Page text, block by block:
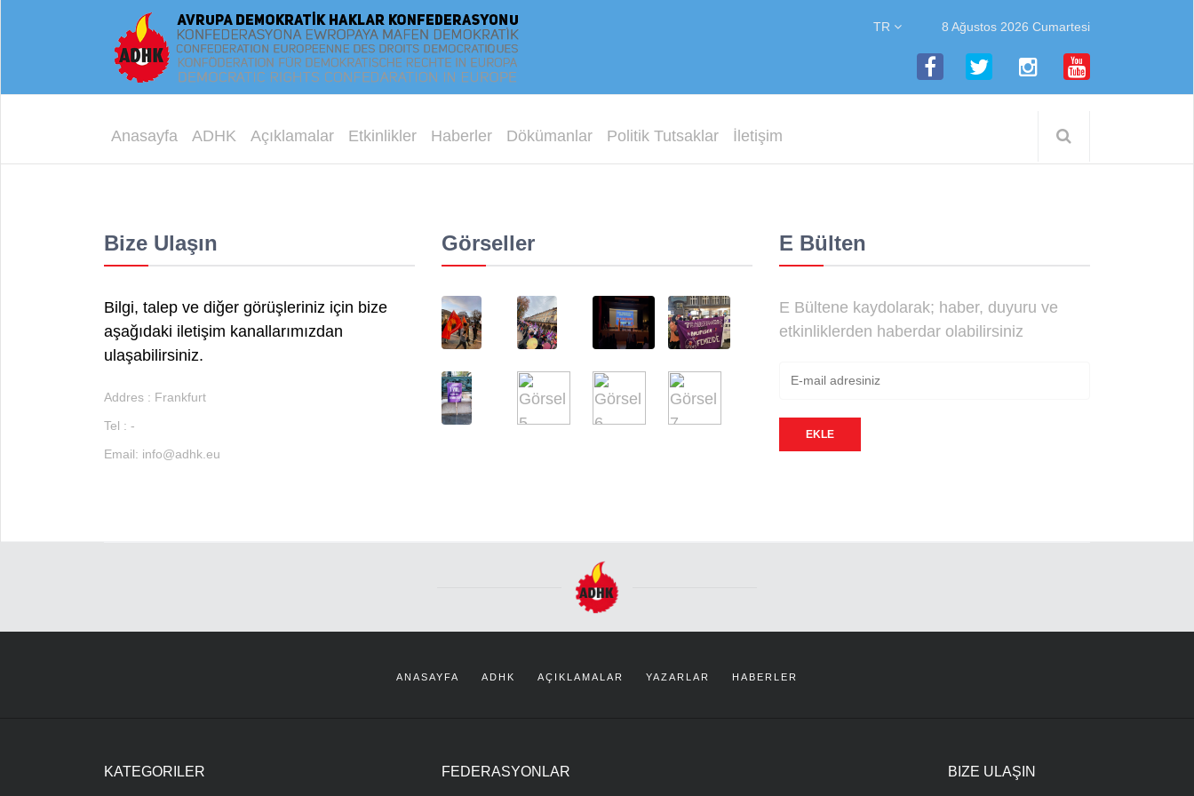
TR 8 Ağustos 2026 Cumartesi
Anasayfa ADHK Açıklamalar Etkinlikler Haberler Dökümanlar Politik Tutsaklar İletişim
Bize Ulaşın
Bilgi, talep ve diğer görüşleriniz için bize
aşağıdaki iletişim kanallarımızdan
ulaşabilirsiniz.
Addres : Frankfurt
Tel : -
Email: info@adhk.eu
Görseller E Bülten
E Bültene kaydolarak; haber, duyuru ve
etkinliklerden haberdar olabilirsiniz
EKLE
ANASAYFA ADHK AÇIKLAMALAR YAZARLAR HABERLER
KATEGORILER FEDERASYONLAR BIZE ULAŞIN